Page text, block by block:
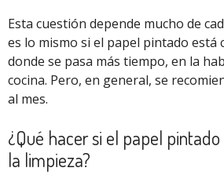
Esta cuestión depende mucho de
es lo mismo si el papel pintado está
donde se pasa más tiempo, en la
cocina. Pero, en general, se
al mes.
¿Qué hacer si el papel
la limpieza?